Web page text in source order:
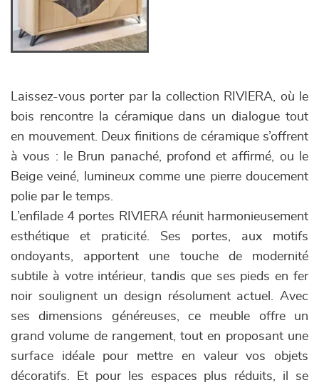
Laissez-vous porter par la collection RIVIERA, où le
bois rencontre la céramique dans un dialogue tout
en mouvement. Deux finitions de céramique s’offrent
à vous : le Brun panaché, profond et affirmé, ou le
Beige veiné, lumineux comme une pierre doucement
polie par le temps.
L’enfilade 4 portes RIVIERA réunit harmonieusement
esthétique et praticité. Ses portes, aux motifs
ondoyants, apportent une touche de modernité
subtile à votre intérieur, tandis que ses pieds en fer
noir soulignent un design résolument actuel. Avec
ses dimensions généreuses, ce meuble offre un
grand volume de rangement, tout en proposant une
surface idéale pour mettre en valeur vos objets
décoratifs. Et pour les espaces plus réduits, il se